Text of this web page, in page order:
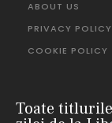
ABOUT US
PRIVACY POLICY
COOKIE POLICY
Toate